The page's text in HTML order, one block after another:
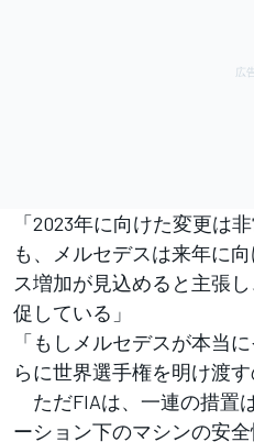
「2023年に向けた変更は
も、メルセデスは来年に
ス増加が見込めると主張
促している」
「もしメルセデスが本当
らに世界選手権を明け渡す
ただFIAは、一連の措置
ーション下のマシンの安